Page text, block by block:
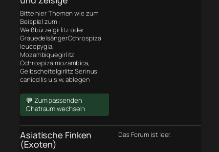
Bitte hier Themen wie zum
Beispiel zum :
Weißbürzelgirlitz oder
GrauedelsängerOchrospiza
leucopygia,
Mozambiquegirlitz
Ochrospiza mozambica,
Gelbscheitelgirlitz Serinus
canicollis u.s.w. ablegen
💬 Zum passenden
Chatraum wechseln
Asiatische Finken
(Exoten)
Das Forum ist leer.